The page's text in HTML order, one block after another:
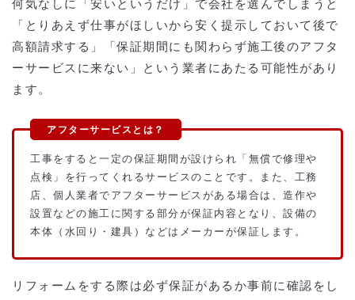
何気なしに「安いというだけ」で会社を選んでしまうと
「とりあえず仕事がほしいから安く提示しておいて後で
高額請求する」「保証期間にも関わらず施工後のアフタ
ーサービスに来ない」という業者にあたる可能性があり
ます。
工事をすると一定の保証期間が設けられ「無償で修理や
点検」を行ってくれるサービスのことです。また、工務
店、個人業者でアフターサービスがある場合は、造作や
設置などの施工に関する部分が保証内容となり、設備の
本体（水回り・建具）などはメーカーが保証します。
リフォームをする際は必ず保証があるか事前に確認をし